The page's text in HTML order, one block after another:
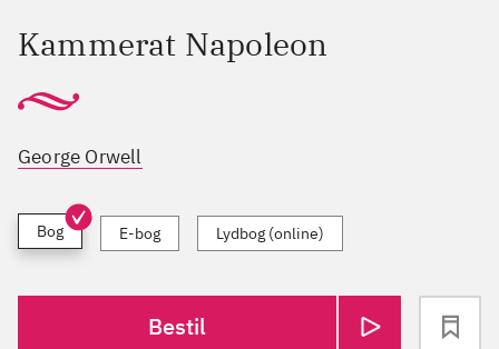
Kammerat Napoleon
George Orwell
Bog E-bog Lydbog (online)
Bestil